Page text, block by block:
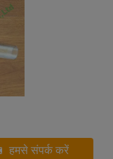
हमसे संपर्क करें